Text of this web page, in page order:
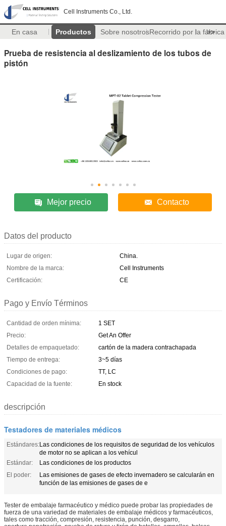
Cell Instruments Co., Ltd.
En casa Productos Sobre nosotrosRecorrido por la fábrica
>>
Prueba de resistencia al deslizamiento de los tubos de
pistón
Mejor precio Contacto
Datos del producto
Lugar de origen:
China.
Nombre de la marca:
Cell Instruments
Certificación:
CE
Pago y Envío Términos
Cantidad de orden mínima:
1 SET
Precio:
Get An Offer
Detalles de empaquetado:
cartón de la madera contrachapada
Tiempo de entrega:
3~5 días
Condiciones de pago:
TT, LC
Capacidad de la fuente:
En stock
descripción
Testadores de materiales médicos
Estándares:Las condiciones de los requisitos de seguridad de los vehículos
de motor no se aplican a los vehícul
Estándar:
Las condiciones de los productos
El poder:
Las emisiones de gases de efecto invernadero se calcularán en
función de las emisiones de gases de e
Tester de embalaje farmacéutico y médico puede probar las propiedades de
fuerza de una variedad de materiales de embalaje médicos y farmacéuticos,
tales como tracción, compresión, resistencia, punción, desgarro,